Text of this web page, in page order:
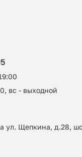
вс - выходной
ул. Щепкина, д.28,